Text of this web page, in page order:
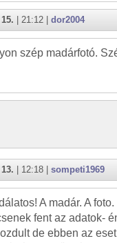
| 21:12 | dor2004
szép madárfotó.
| 12:18 | sompeti1969
A madár. A
fent az adatok-
de ebben az